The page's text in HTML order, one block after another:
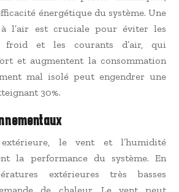
énergétique du système. Une
à l’air est cruciale pour éviter les
froid et les courants d’air, qui
et augmentent la consommation
mal isolé peut engendrer une
30%.
le vent et l’humidité
la performance du système. En
extérieures très basses